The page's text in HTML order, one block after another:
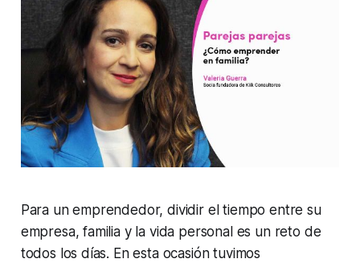
Para un emprendedor, dividir el tiempo entre su
empresa, familia y la vida personal es un reto de
todos los días. En esta ocasión tuvimos